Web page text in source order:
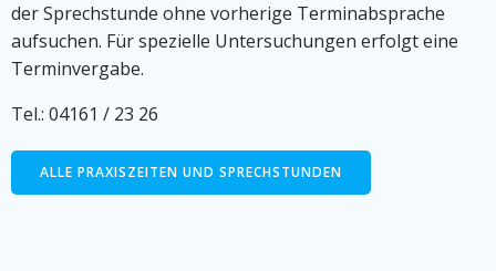
der Sprechstunde ohne vorherige Terminabsprache
aufsuchen. Für spezielle Untersuchungen erfolgt eine
Terminvergabe.
Tel.: 04161 / 23 26
ALLE PRAXISZEITEN UND SPRECHSTUNDEN